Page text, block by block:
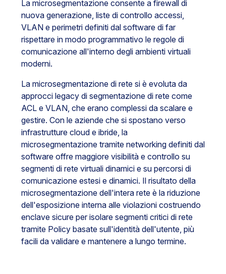
La microsegmentazione consente a firewall di
nuova generazione, liste di controllo accessi,
VLAN e perimetri definiti dal software di far
rispettare in modo programmativo le regole di
comunicazione all'interno degli ambienti virtuali
moderni.
La microsegmentazione di rete si è evoluta da
approcci legacy di segmentazione di rete come
ACL e VLAN, che erano complessi da scalare e
gestire. Con le aziende che si spostano verso
infrastrutture cloud e ibride, la
microsegmentazione tramite networking definiti dal
software offre maggiore visibilità e controllo su
segmenti di rete virtuali dinamici e su percorsi di
comunicazione estesi e dinamici. Il risultato della
microsegmentazione dell'intera rete è la riduzione
dell'esposizione interna alle violazioni costruendo
enclave sicure per isolare segmenti critici di rete
tramite Policy basate sull'identità dell'utente, più
facili da validare e mantenere a lungo termine.